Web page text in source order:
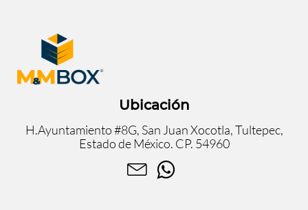
Ubicación
H.Ayuntamiento #8G, San Juan Xocotla, Tultepec,
Estado de México. CP. 54960